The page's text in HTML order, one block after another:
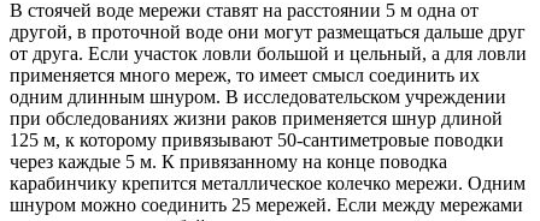
В стоячей воде мережи ставят на расстоянии 5 м одна от
другой, в проточной воде они могут размещаться дальше друг
от друга. Если участок ловли большой и цельный, а для ловли
применяется много мереж, то имеет смысл соединить их
одним длинным шнуром. В исследовательском учреждении
при обследованиях жизни раков применяется шнур длиной
125 м, к которому привязывают 50-сантиметровые поводки
через каждые 5 м. К привязанному на конце поводка
карабинчику крепится металлическое колечко мережи. Одним
шнуром можно соединить 25 мережей. Если между мережами